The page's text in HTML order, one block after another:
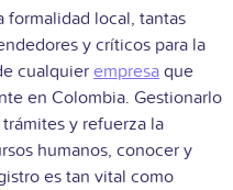
formalidad local, tantas
y críticos para la
cualquier empresa que
en Colombia. Gestionarlo
y refuerza la
humanos, conocer y
es tan vital como